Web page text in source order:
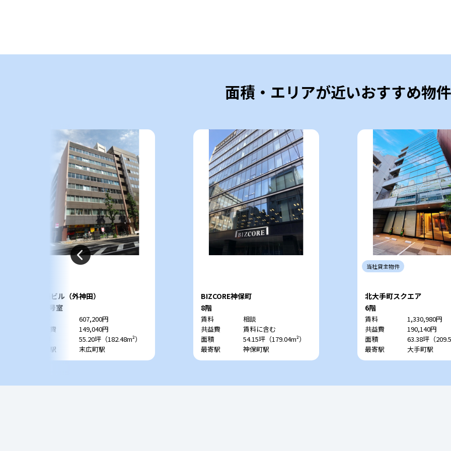
面積・エリアが近いおすすめ物件
偕楽ビル（外神田）
403号室
607,200円
共益費
149,040円
55.20坪（182.48m²）
最寄駅
末広町駅
BIZCORE神保町
8階
賃料
相談
共益費
賃料に含む
面積
54.15坪（179.04m²）
最寄駅
神保町駅
当社貸主物件
北大手町スクエア
6階
賃料
1,330,980円
共益費
190,140円
面積
63.38坪（
最寄駅
大手町駅